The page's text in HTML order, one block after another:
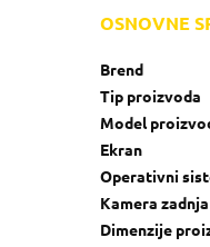
OSNOVNE
Brend
Tip proizvoda
Model
Ekran
Operativni
Kamera zadnja
Dimenzije